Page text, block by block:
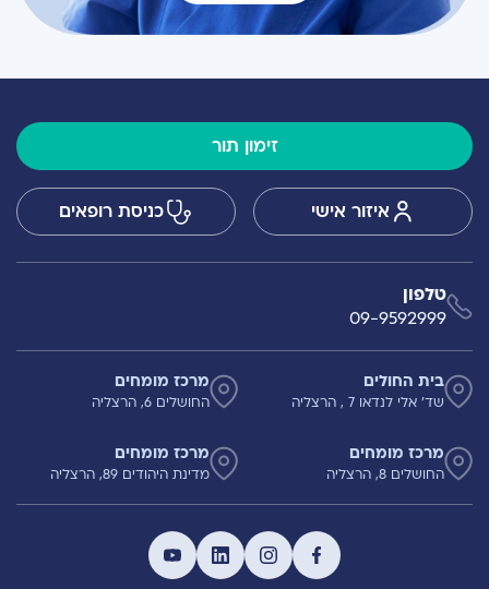
זימון תור
איזור אישי כניסת רופאים
טלפון
09-9592999
בית החולים
שד' אלי לנדאו 7 , הרצליה
מרכז מומחים
החושלים 6, הרצליה
מרכז מומחים
החושלים 8, הרצליה
מרכז מומחים
מדינת היהודים 89, הרצליה